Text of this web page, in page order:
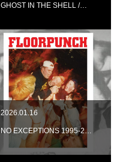
GHOST IN THE SHELL /…
2026.01.16
NO EXCEPTIONS 1995-2…